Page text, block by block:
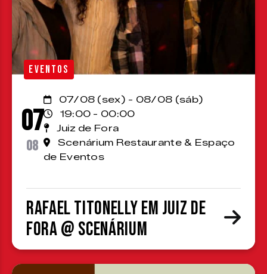
EVENTOS
07
08
07/08 (sex) - 08/08 (sáb)
19:00 - 00:00
Juiz de Fora
Scenárium Restaurante & Espaço
de Eventos
Rafael Titonelly em Juiz de
Fora @ Scenárium